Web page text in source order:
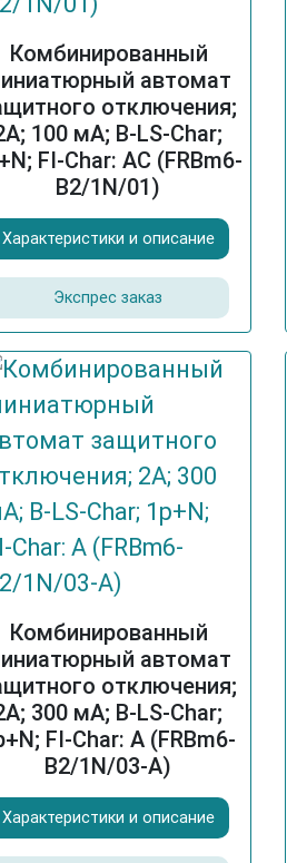
Комбинированный
автомат
отключения;
100 мА; B-LS-Char;
FI-Char: AC (FRBm6-
B2/1N/01)
Характеристики и описание
Экспрес заказ
Комбинированный
автомат
отключения;
300 мА; B-LS-Char;
FI-Char: A (FRBm6-
B2/1N/03-A)
Характеристики и описание